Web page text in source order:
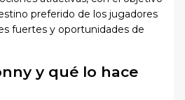
preferido de los jugadores
fuertes y oportunidades de
y qué lo hace